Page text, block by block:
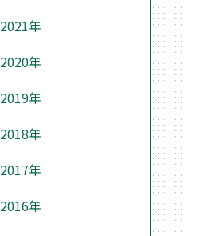
2021年
2020年
2019年
2018年
2017年
2016年